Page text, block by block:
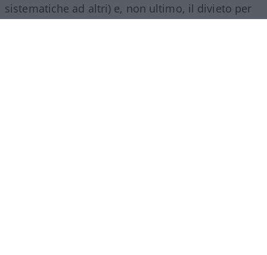
sistematiche ad altri) e, non ultimo, il divieto per